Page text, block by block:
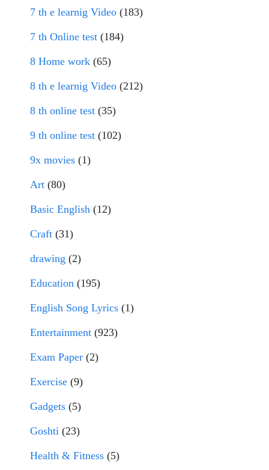
7 th e learnig Video (183)
7 th Online test (184)
8 Home work (65)
8 th e learnig Video (212)
8 th online test (35)
9 th online test (102)
9x movies (1)
Art (80)
Basic English (12)
Craft (31)
drawing (2)
Education (195)
English Song Lyrics (1)
Entertainment (923)
Exam Paper (2)
Exercise (9)
Gadgets (5)
Goshti (23)
Health & Fitness (5)